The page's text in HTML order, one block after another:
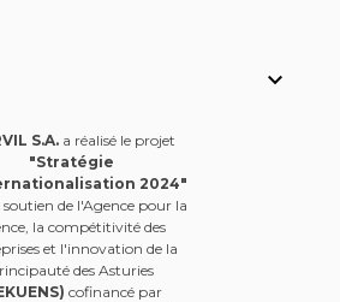

S.A. a réalisé le projet
"Stratégie
2024"
soutien de l'Agence pour la
la compétitivité des
et l'innovation de la
des Asturies
cofinancé par